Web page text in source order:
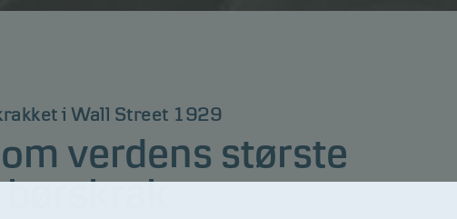
i Wall Street 1929
verdens største
børskrak